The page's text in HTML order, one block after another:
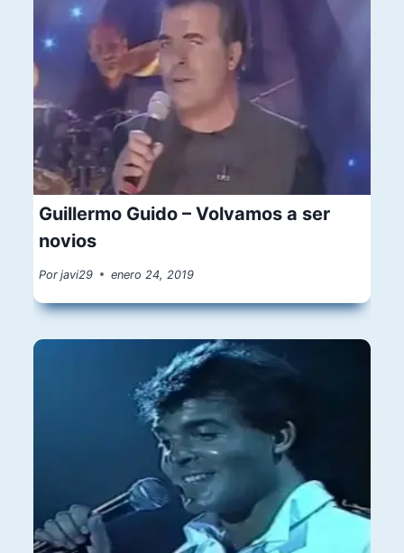
Guillermo Guido – Volvamos a ser
novios
Por javi29 enero 24, 2019